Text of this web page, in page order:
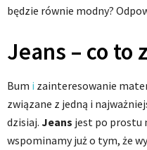
będzie równie modny?
Jeans – co to
Bum i zainteresowanie
związane z jedną i
dzisiaj. Jeans jest po prostu
wspominamy już o tym, że